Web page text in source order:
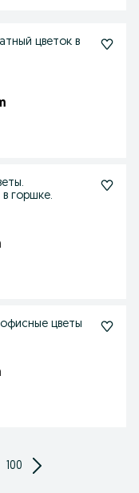
цветок в
в горшке.
цветы
100